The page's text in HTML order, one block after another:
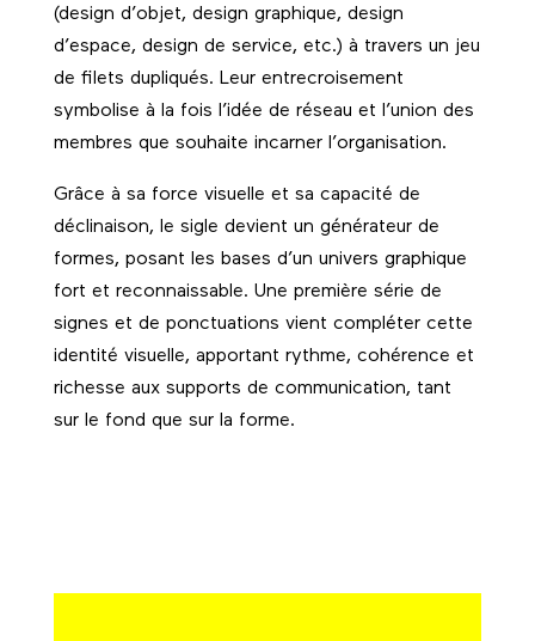
(design d’objet, design graphique, design
d’espace, design de service, etc.) à travers un jeu
de filets dupliqués. Leur entrecroisement
symbolise à la fois l’idée de réseau et l’union des
membres que souhaite incarner l’organisation.
Grâce à sa force visuelle et sa capacité de
déclinaison, le sigle devient un générateur de
formes, posant les bases d’un univers graphique
fort et reconnaissable. Une première série de
signes et de ponctuations vient compléter cette
identité visuelle, apportant rythme, cohérence et
richesse aux supports de communication, tant
sur le fond que sur la forme.